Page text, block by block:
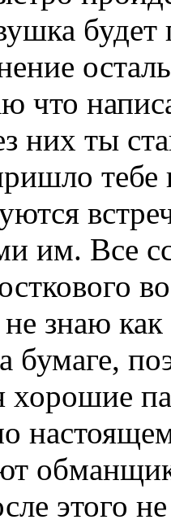
будет
что
них ты
тебе
им. Все
знаю как
бумаге,
хорошие
этого